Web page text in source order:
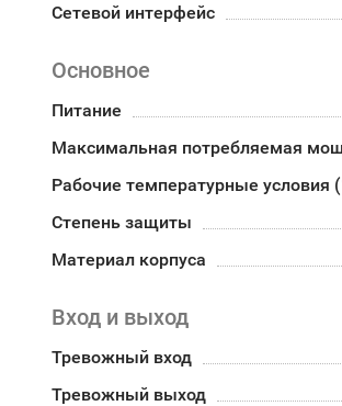
Сетевой интерфейс
Основное
Питание
Максимальная потребляемая
Рабочие температурные условия
Степень защиты
Материал корпуса
Вход и выход
Тревожный вход
Тревожный выход